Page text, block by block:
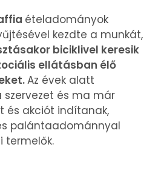
ételadományok
kezdte a munkát,
biciklivel keresik
ellátásban élő
Az évek alatt
és ma már
és akciót indítanak,
palántaadománnyal
termelők.